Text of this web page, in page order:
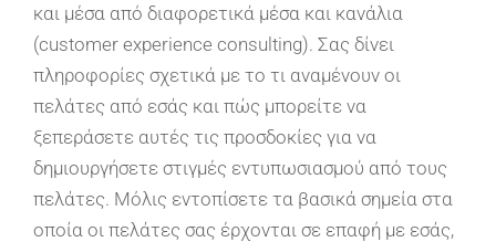
και μέσα από διαφορετικά μέσα και κανάλια
(customer experience consulting). Σας δίνει
πληροφορίες σχετικά με το τι αναμένουν οι
πελάτες από εσάς και πώς μπορείτε να
ξεπεράσετε αυτές τις προσδοκίες για να
δημιουργήσετε στιγμές εντυπωσιασμού από τους
πελάτες. Μόλις εντοπίσετε τα βασικά σημεία στα
οποία οι πελάτες σας έρχονται σε επαφή με εσάς,